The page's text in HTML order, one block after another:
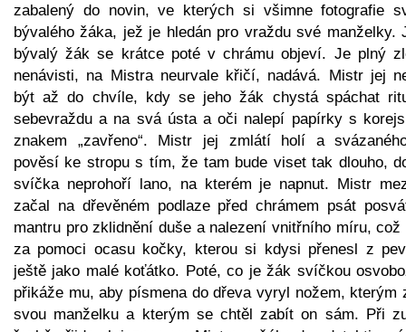
zabalený do novin, ve kterých si všimne fotografie
bývalého žáka, jež je hledán pro vraždu své manželky.
bývalý žák se krátce poté v chrámu objeví. Je plný
nenávisti, na Mistra neurvale křičí, nadává. Mistr jej
být až do chvíle, kdy se jeho žák chystá spáchat
sebevraždu a na svá ústa a oči nalepí papírky s
znakem „zavřeno“. Mistr jej zmlátí holí a
pověsí ke stropu s tím, že tam bude viset tak dlouho,
svíčka neprohoří lano, na kterém je napnut. Mistr
začal na dřevěném podlaze před chrámem psát
mantru pro zklidnění duše a nalezení vnitřního míru, což
za pomoci ocasu kočky, kterou si kdysi přenesl z
ještě jako malé koťátko. Poté, co je žák svíčkou
přikáže mu, aby písmena do dřeva vyryl nožem, kterým
svou manželku a kterým se chtěl zabít on sám. Při